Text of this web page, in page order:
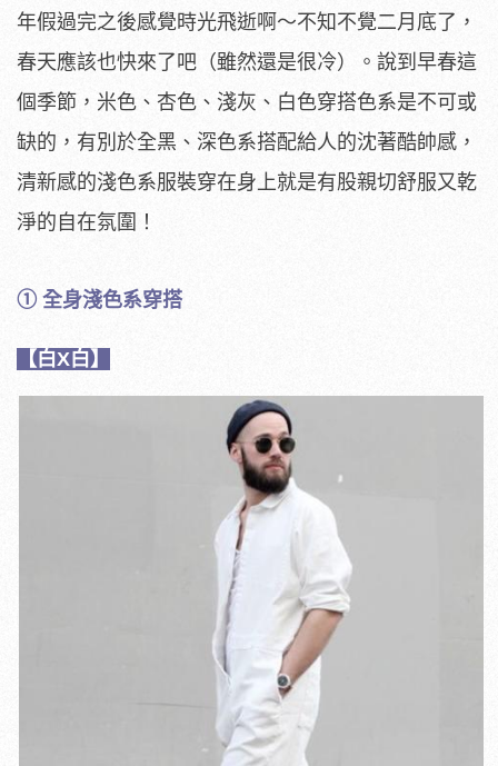
年假過完之後感覺時光飛逝啊～不知不覺二月底了，
春天應該也快來了吧（雖然還是很冷）。說到早春這
個季節，米色、杏色、淺灰、白色穿搭色系是不可或
缺的，有別於全黑、深色系搭配給人的沈著酷帥感，
清新感的淺色系服裝穿在身上就是有股親切舒服又乾
淨的自在氛圍！
① 全身淺色系穿搭
【白X白】